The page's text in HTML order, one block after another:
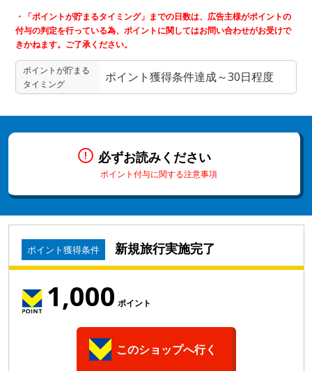
・「ポイントが貯まるタイミング」までの日数は、広告主様がポイントの
付与の判定を行っている為、ポイントに関してはお問い合わせがお受けで
きかねます。ご了承ください。
ポイントが貯まる
タイミング
ポイント獲得条件達成～30日程度
必ずお読みください
ポイント付与に関する注意事項
ポイント獲得条件 新規旅行実施完了
1,000 ポイント
このショップへ行く